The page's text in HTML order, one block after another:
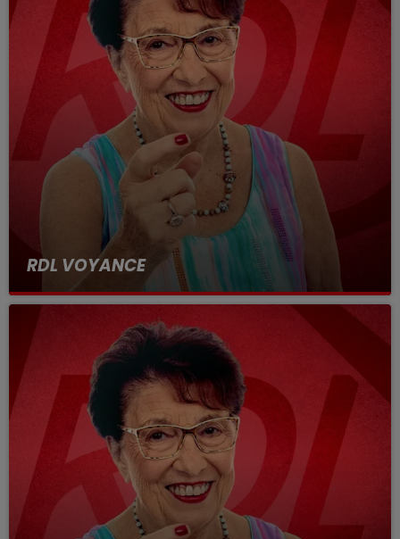
RDL VOYANCE
2 février 2024